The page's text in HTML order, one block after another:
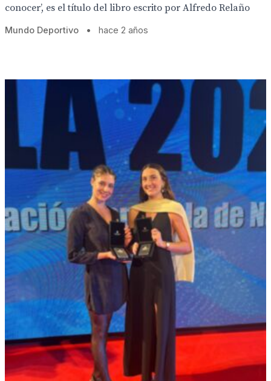
conocer’, es el título del libro escrito por Alfredo Relaño
Mundo Deportivo • hace 2 años